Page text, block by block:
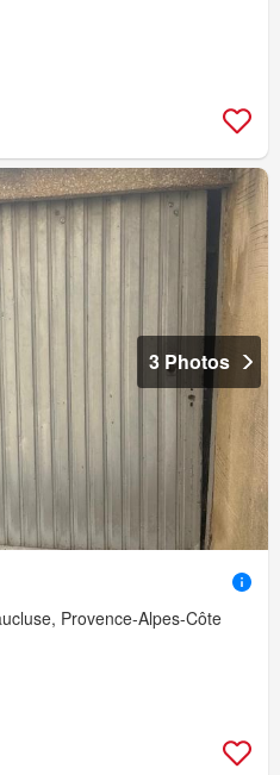
3 Photos
Provence-Alpes-Côte